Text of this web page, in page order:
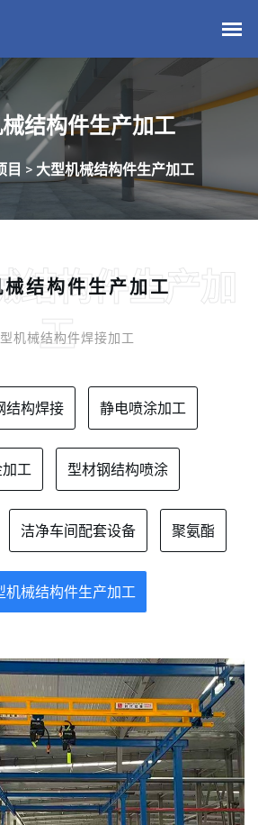
结构件生产加工
目 > 大型机械结构件生产加工
结构件生产加工
机械结构件焊接加工
结构件生产加
工
结构焊接 静电喷涂加工
工 型材钢结构喷涂
洁净车间配套设备 聚氨酯
机械结构件生产加工